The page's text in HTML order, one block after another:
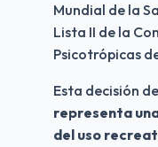
Mundial de la
Lista II de la
Psicotrópicas
representa
del uso